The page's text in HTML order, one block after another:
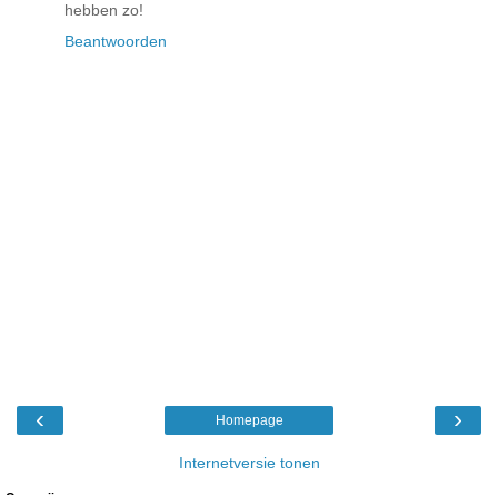
hebben zo!
Beantwoorden
‹ ›
Homepage
Internetversie tonen